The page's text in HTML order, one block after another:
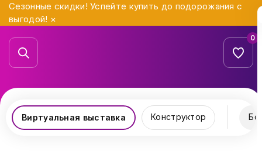
Сезонные скидки! Успейте купить до подорожания с
выгодой! ×
0
Виртуальная выставка Конструктор